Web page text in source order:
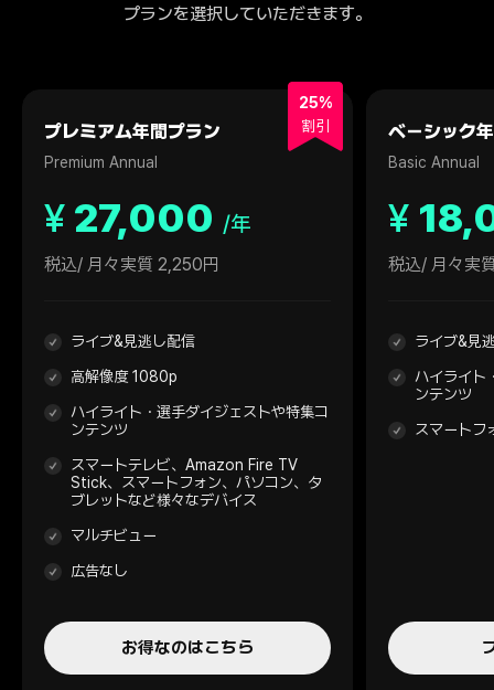
プランを選択していただきます。
25%
割引
プレミアム年間プラン
Premium Annual
¥ 27,000 /年
税込/ 月々実質 2,250円
ライブ&見逃し配信
高解像度 1080p
ハイライト・選手ダイジェストや特集コ
ンテンツ
スマートテレビ、Amazon Fire TV
Stick、スマートフォン、パソコン、タ
ブレットなど様々なデバイス
マルチビュー
広告なし
お得なのはこちら
ベーシック
Basic Annual
¥
税込/ 月々実
ライブ&見
ハイライト
ンテンツ
スマートフ